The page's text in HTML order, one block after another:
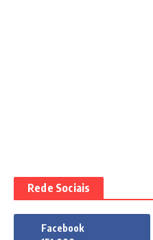
Rede Sociais
Facebook